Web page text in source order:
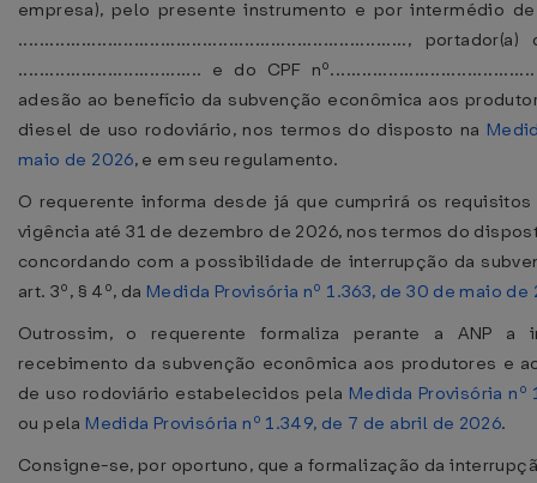
empresa), pelo presente instrumento e por intermédio
..........................................................................,
................................... e do CPF
adesão ao benefício da subvenção econômica aos
diesel de uso rodoviário, nos termos do disposto na
maio de 2026, e em seu regulamento.
O requerente informa desde já que cumprirá os
vigência até 31 de dezembro de 2026, nos termos do
concordando com a possibilidade de interrupção da
art. 3º, § 4º, da Medida Provisória nº 1.363, de 30 de maio de
Outrossim, o requerente formaliza perante a ANP a
recebimento da subvenção econômica aos produtores e
de uso rodoviário estabelecidos pela Medida Provisória
ou pela Medida Provisória nº 1.349, de 7 de abril de 2026.
Consigne-se, por oportuno, que a formalização da